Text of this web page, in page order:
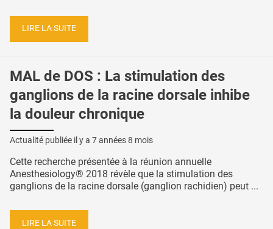
LIRE LA SUITE
MAL de DOS : La stimulation des
ganglions de la racine dorsale inhibe
la douleur chronique
Actualité publiée il y a 7 années 8 mois
Cette recherche présentée à la réunion annuelle
Anesthesiology® 2018 révèle que la stimulation des
ganglions de la racine dorsale (ganglion rachidien) peut ...
LIRE LA SUITE